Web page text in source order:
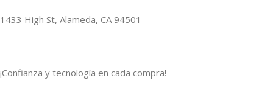
1433 High St, Alameda, CA 94501
¡Confianza y tecnología en cada compra!